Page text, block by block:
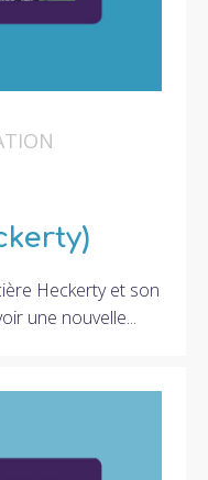
Heckerty et son
une nouvelle...